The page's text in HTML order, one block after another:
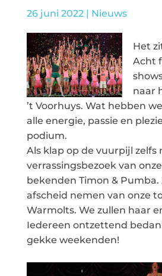
26 juni 2022| Nieuws
Het
Acht
naar
’t Voorhuys. Wat hebben
alle energie, passie en
podium.
Als klap op de vuurpijl zelfs
verrassingsbezoek van
bekenden Timon &
afscheid nemen van onze
Warmolts. We zullen haar
Iedereen ontzettend
gekke weekenden!